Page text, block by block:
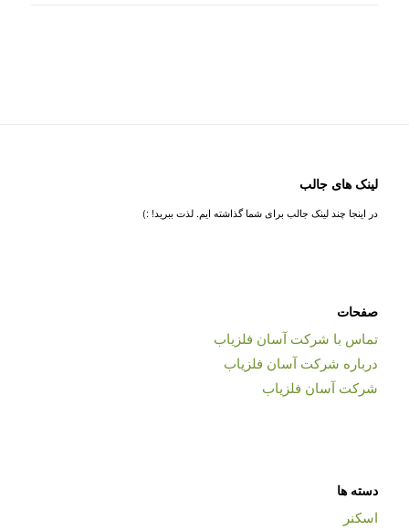
لینک های جالب
در اینجا چند لینک جالب برای شما گذاشته ایم. لذت ببرید! :)
صفحات
تماس با شرکت آسان فلزیاب
درباره شرکت آسان فلزیاب
شرکت آسان فلزیاب
دسته ها
اسکنر